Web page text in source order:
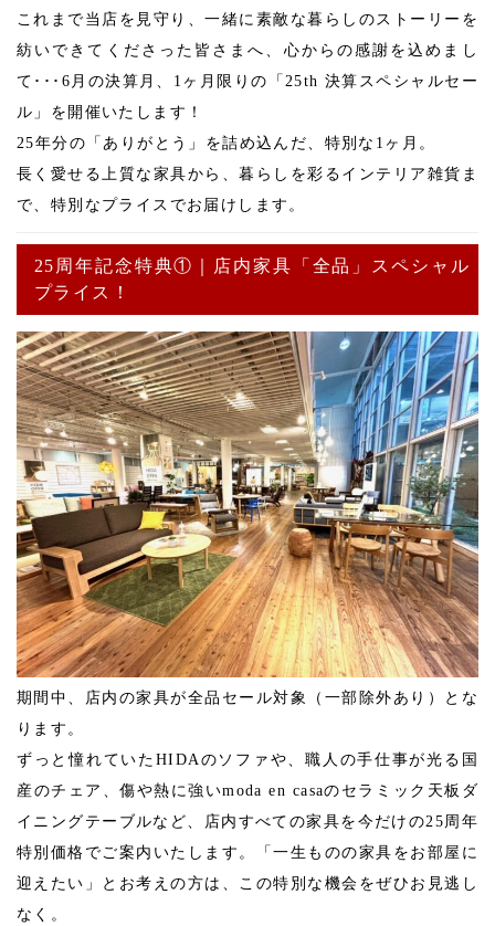
これまで当店を見守り、一緒に素敵な暮らしのストーリーを
紡いできてくださった皆さまへ、心からの感謝を込めまし
て･･･6月の決算月、1ヶ月限りの「25th 決算スペシャルセー
ル」を開催いたします！
25年分の「ありがとう」を詰め込んだ、特別な1ヶ月。
長く愛せる上質な家具から、暮らしを彩るインテリア雑貨ま
で、特別なプライスでお届けします。
25周年記念特典①｜店内家具「全品」スペシャル
プライス！
期間中、店内の家具が全品セール対象（一部除外あり）とな
ります。
ずっと憧れていたHIDAのソファや、職人の手仕事が光る国
産のチェア、傷や熱に強いmoda en casaのセラミック天板ダ
イニングテーブルなど、店内すべての家具を今だけの25周年
特別価格でご案内いたします。「一生ものの家具をお部屋に
迎えたい」とお考えの方は、この特別な機会をぜひお見逃し
なく。